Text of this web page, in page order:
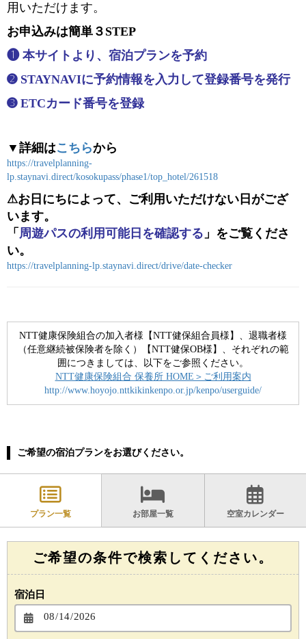
用いただけます。
お申込みは簡単３STEP
❶ 本サイトより、宿泊プランを予約
➋ STAYNAVIに予約情報を入力して登録番号を発行
➌ ETCカード番号を登録
▼詳細はこちらから
https://travelplanning-
lp.staynavi.direct/kosokupass/phase1/top_hotel/261518
⚠お日にちによって、ご利用いただけない日がござ
います。
「 周遊パスの利用可能日を確認する 」をご覧くださ
い。
https://travelplanning-lp.staynavi.direct/drive/date-checker
NTT健康保険組合の加入者様【NTT健保組合員様】、退職者様
（任意継続被保険者を除く）【NTT健保OB様】、それぞれの範
囲につきましては、以下をご参照ください。
NTT健康保険組合 保養所 HOME＞ご利用案内
http://www.hoyojo.nttkikinkenpo.or.jp/kenpo/userguide/
ご希望の宿泊プランをお選びください。
プラン一覧 お部屋一覧 空室カレンダー
ご希望の条件で検索してください。
宿泊日